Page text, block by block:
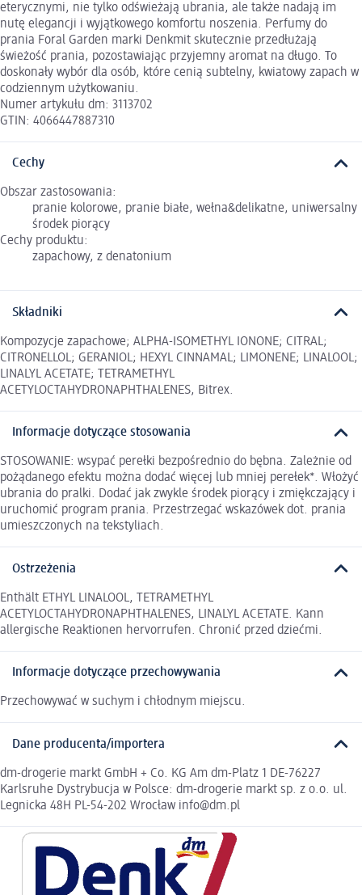
eterycznymi, nie tylko odświeżają ubrania, ale także nadają im
nutę elegancji i wyjątkowego komfortu noszenia. Perfumy do
prania Foral Garden marki Denkmit skutecznie przedłużają
świeżość prania, pozostawiając przyjemny aromat na długo. To
doskonały wybór dla osób, które cenią subtelny, kwiatowy zapach w
codziennym użytkowaniu.
Numer artykułu dm: 3113702
GTIN: 4066447887310
Cechy
Obszar zastosowania:
pranie kolorowe, pranie białe, wełna&delikatne, uniwersalny
środek piorący
Cechy produktu:
zapachowy, z denatonium
Składniki
Kompozycje zapachowe; ALPHA-ISOMETHYL IONONE; CITRAL;
CITRONELLOL; GERANIOL; HEXYL CINNAMAL; LIMONENE; LINALOOL;
LINALYL ACETATE; TETRAMETHYL
ACETYLOCTAHYDRONAPHTHALENES, Bitrex.
Informacje dotyczące stosowania
STOSOWANIE: wsypać perełki bezpośrednio do bębna. Zależnie od
pożądanego efektu można dodać więcej lub mniej perełek*. Włożyć
ubrania do pralki. Dodać jak zwykle środek piorący i zmiękczający i
uruchomić program prania. Przestrzegać wskazówek dot. prania
umieszczonych na tekstyliach.
Ostrzeżenia
Enthält ETHYL LINALOOL, TETRAMETHYL
ACETYLOCTAHYDRONAPHTHALENES, LINALYL ACETATE. Kann
allergische Reaktionen hervorrufen. Chronić przed dziećmi.
Informacje dotyczące przechowywania
Przechowywać w suchym i chłodnym miejscu.
Dane producenta/importera
dm-drogerie markt GmbH + Co. KG Am dm-Platz 1 DE-76227
Karlsruhe Dystrybucja w Polsce: dm-drogerie markt sp. z o.o. ul.
Legnicka 48H PL-54-202 Wrocław info@dm.pl